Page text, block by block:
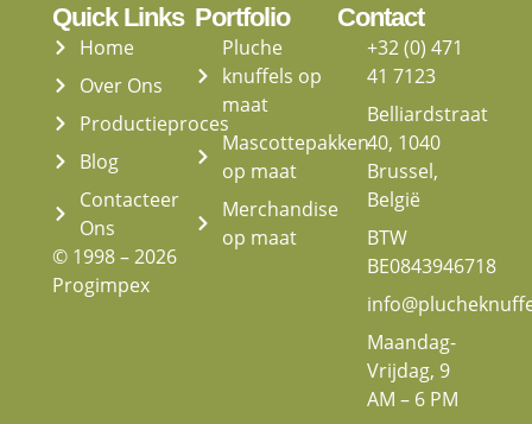
Quick Links
Home
Over Ons
Productieproces
Blog
Contacteer
Ons
© 1998 – 2026
Progimpex
Portfolio
Pluche
knuffels op
maat
Mascottepakken
op maat
Merchandise
op maat
Contact
+32 (0) 471
41 7123
Belliardstraat
40, 1040
Brussel,
België
BTW
BE0843946718
Maandag-
Vrijdag, 9
AM – 6 PM